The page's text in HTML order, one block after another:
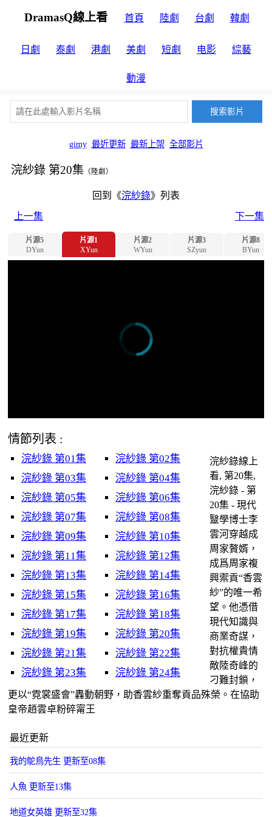
DramasQ線上看 首頁 陸劇 台劇 韓劇
日劇 泰劇 港劇 美劇 短劇 电影 綜藝
動漫
gimy 最近更新 最新上架 全部影片
浣紗錄 第20集 （陸劇）
回到《浣紗錄》列表
上一集
下一集
片源5
DYun
片源1
XYun
片源2
WYun
片源3
SZyun
片源8
BYun
情節列表 :
浣紗錄 第01集
浣紗錄 第02集
浣紗錄 第03集
浣紗錄 第04集
浣紗錄 第05集
浣紗錄 第06集
浣紗錄 第07集
浣紗錄 第08集
浣紗錄 第09集
浣紗錄 第10集
浣紗錄 第11集
浣紗錄 第12集
浣紗錄 第13集
浣紗錄 第14集
浣紗錄 第15集
浣紗錄 第16集
浣紗錄 第17集
浣紗錄 第18集
浣紗錄 第19集
浣紗錄 第20集
浣紗錄 第21集
浣紗錄 第22集
浣紗錄 第23集
浣紗錄 第24集
浣紗錄線上
看, 第20集,
浣紗錄 - 第
20集 - 現代
毉學博士李
雲河穿越成
周家贅婿，
成爲周家複
興禦貢“香雲
紗”的唯一希
望。他憑借
現代知識與
商業奇謀，
對抗權貴情
敵陸奇峰的
刁難封鎖，
更以“霓裳盛會”轟動朝野，助香雲紗重奪貢品殊榮。在協助
皇帝趙雲卓粉碎甯王
最近更新
我的鴕鳥先生 更新至08集
人魚 更新至13集
地道女英雄 更新至32集